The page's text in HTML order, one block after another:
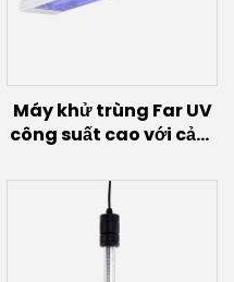
Máy khử trùng Far UV
công suất cao với cảm
(100W/150W)